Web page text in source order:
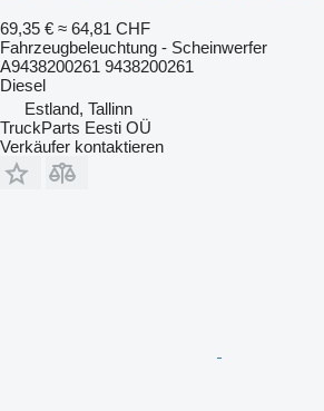
69,35 € ≈ 64,81 CHF
Fahrzeugbeleuchtung - Scheinwerfer
A9438200261 9438200261
Diesel
Estland, Tallinn
TruckParts Eesti OÜ
Verkäufer kontaktieren